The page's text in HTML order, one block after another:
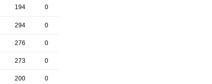
194 0
294 0
276 0
273 0
200 0